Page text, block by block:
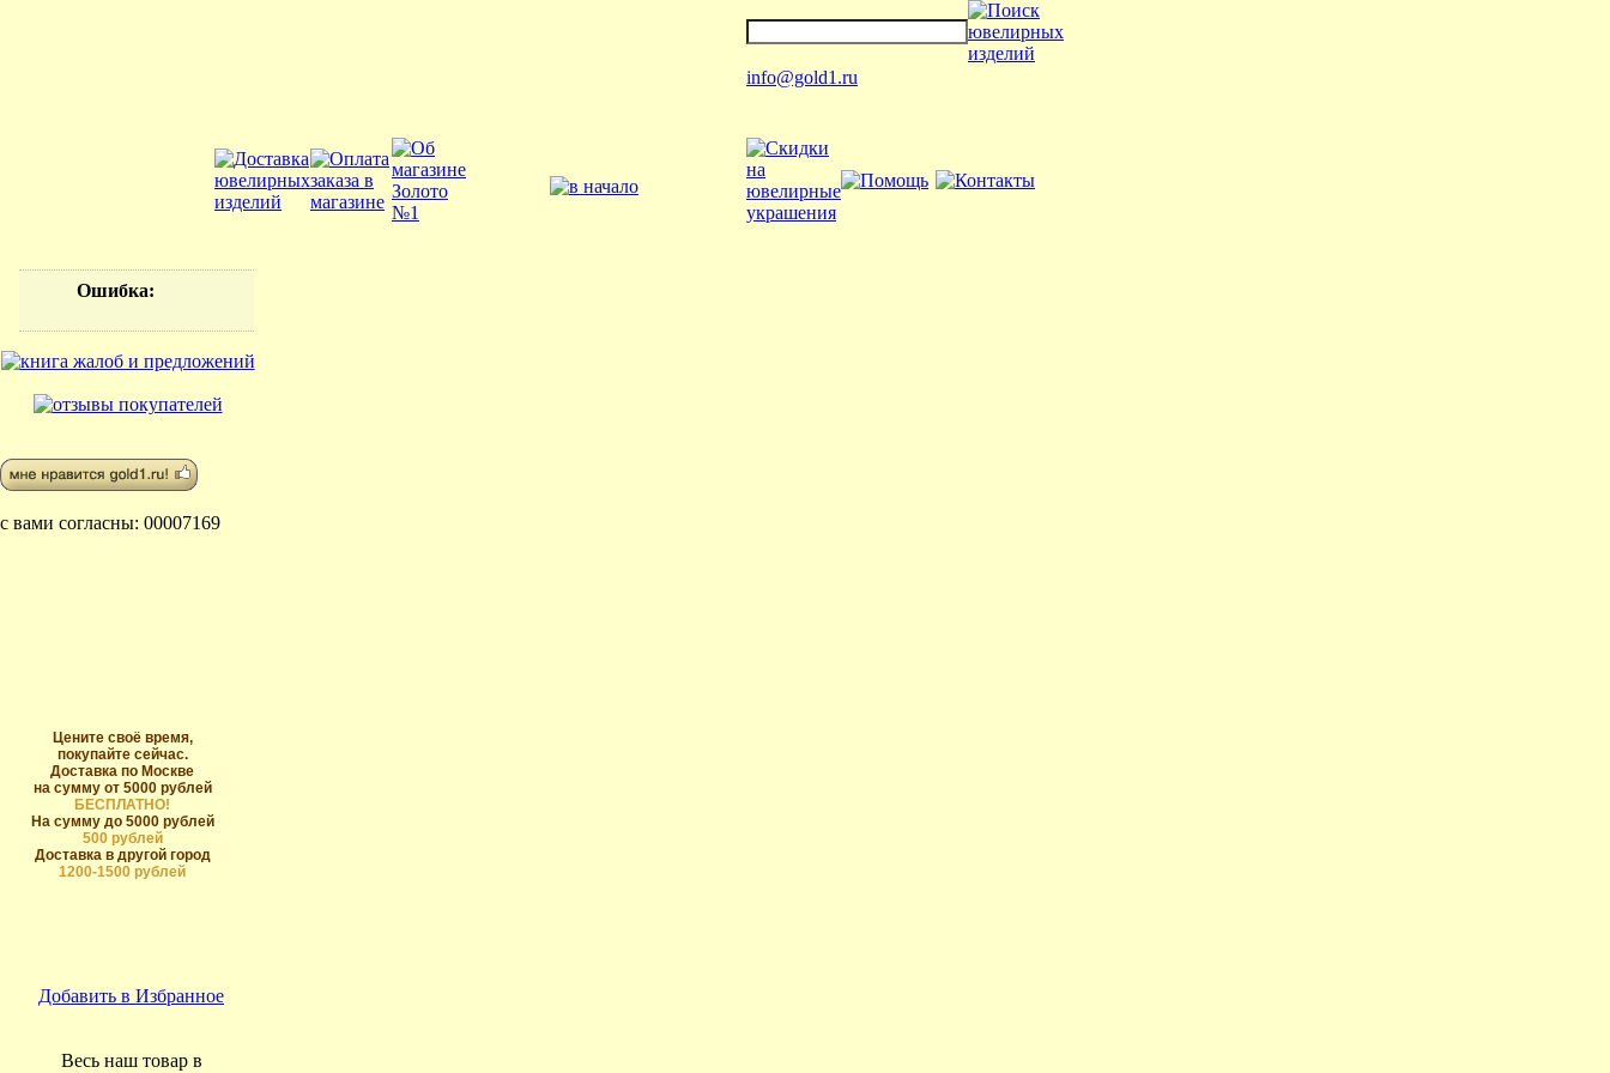
info@gold1.ru
Ошибка:
с вами согласны: 00007169
Цените своё время,
покупайте сейчас.
Доставка по Москве
на сумму от 5000 рублей
БЕСПЛАТНО!
На сумму до 5000 рублей
500 рублей
Доставка в другой город
1200-1500 рублей
Добавить в Избранное
Весь наш товар в